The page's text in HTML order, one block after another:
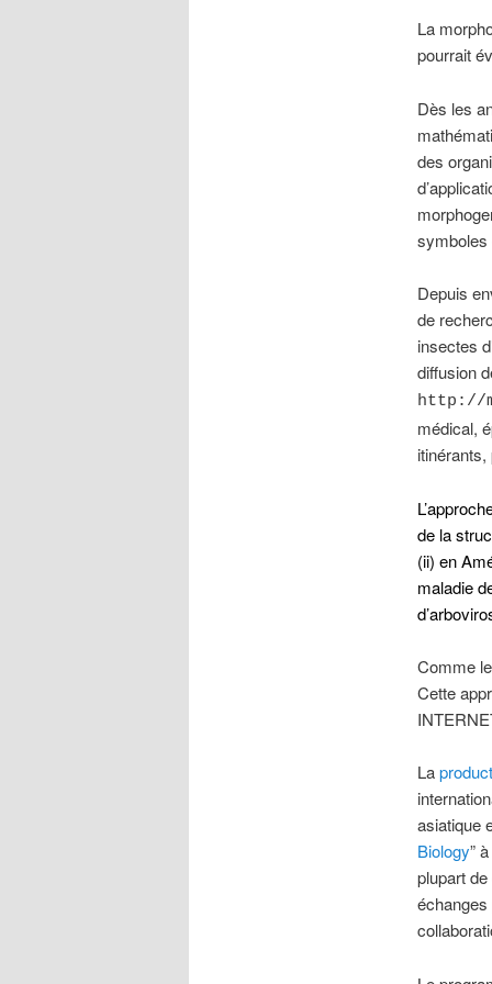
La
pourrait
Dès les
des
symboles
Depuis
de
insectes
diffusion
http://
médical,
itinérants,
de la
(ii) en
maladie
Comme
Cette
La
asiatique
Biology”
plupart
échanges